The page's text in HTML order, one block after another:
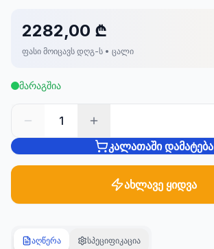
ᲙᲐᲢᲔᲒᲝᲠᲘᲔᲑᲘ
სანტექნიკა
ეზო
2282,00 ₾
ფასი მოიცავს დღგ-ს • ცალი
მარაგშია
1
კალათაში დამატება
ახლავე ყიდვა
აღწერა სპეციფიკაცია